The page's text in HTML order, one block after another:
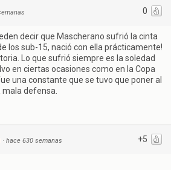
0
decir que Mascherano sufrió la cinta
los sub-15, nació con ella prácticamente!
Lo que sufrió siempre es la soledad
en ciertas ocasiones como en la Copa
una constante que se tuvo que poner al
defensa.
+5
· hace 630 semanas